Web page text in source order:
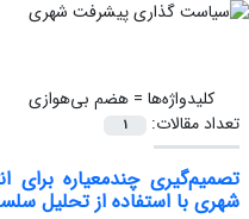
کلیدواژه‌ها =هضم بی‌هوازی
تعداد مقالات:
1
تصمیم‌گیری چندمعیاره
شهری با استفاده از تحلیل